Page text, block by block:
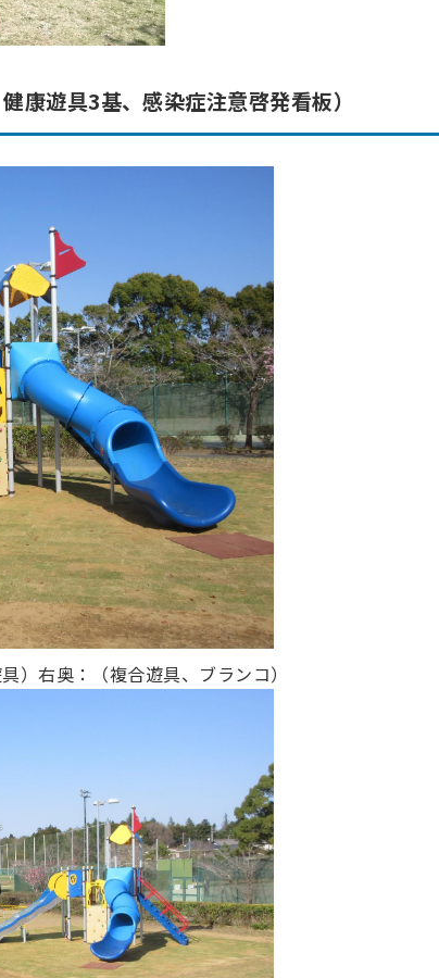
康遊具3基、感染症注意啓発看板）
）右奥：（複合遊具、ブランコ）